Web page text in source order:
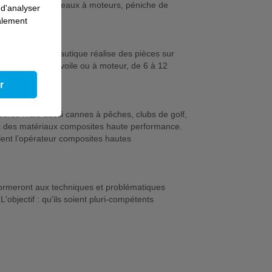
voiliers, bateaux à moteurs, péniche de
construction nautique réalise des pièces sur
plaisance, à voile ou à moteur, de 6 à 12
mais aussi cannes à pêches, clubs de golf,
matériaux composites haute performance.
l’opérateur composites hautes
aux techniques et problématiques
: qu'ils soient pluri-compétents